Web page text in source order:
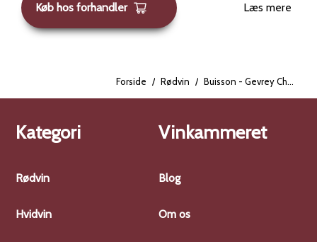
Køb hos forhandler Læs mere
Forside / Rødvin / Buisson - Gevrey Chambertin rouge 2023
Kategori
Rødvin
Hvidvin
Vinkammeret
Blog
Om os